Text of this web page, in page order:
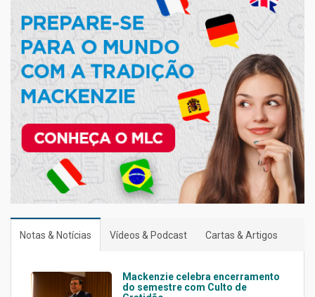
Notas & Notícias Vídeos & Podcast Cartas & Artigos
Mackenzie celebra encerramento
do semestre com Culto de